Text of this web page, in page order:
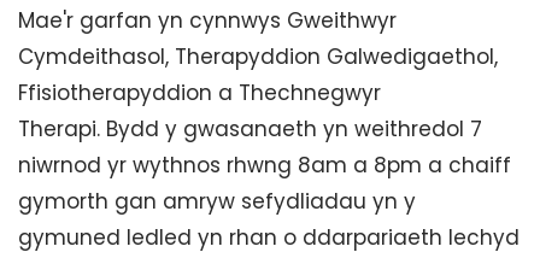
Mae'r garfan yn cynnwys Gweithwyr
Cymdeithasol, Therapyddion Galwedigaethol,
Ffisiotherapyddion a Thechnegwyr
Therapi. Bydd y gwasanaeth yn weithredol 7
niwrnod yr wythnos rhwng 8am a 8pm a chaiff
gymorth gan amryw sefydliadau yn y
gymuned ledled yn rhan o ddarpariaeth Iechyd